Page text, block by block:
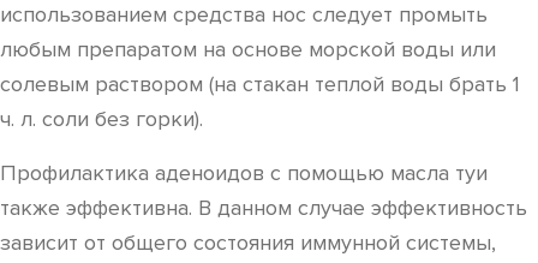
использованием средства нос следует промыть
любым препаратом на основе морской воды или
солевым раствором (на стакан теплой воды брать 1
ч. л. соли без горки).
Профилактика аденоидов с помощью масла туи
также эффективна. В данном случае эффективность
зависит от общего состояния иммунной системы,